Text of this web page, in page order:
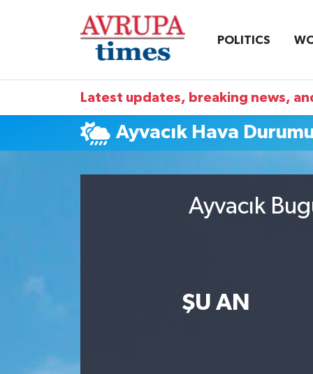
POLITICS
Latest updates, breaking news,
Ayvacık Hava
Ayvacık
ŞU AN
Nöbetçi Eczaneler
Namaz Vakitleri
Süper Lig Puan Durumu ve Fikstür